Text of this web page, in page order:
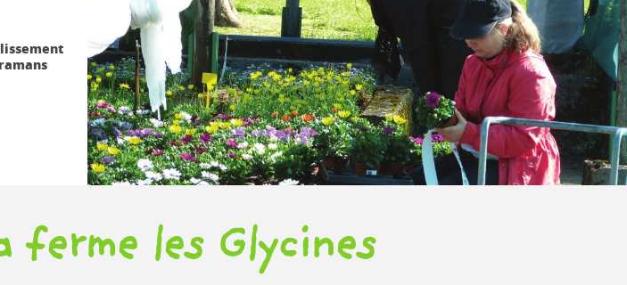
ferme les Glycines